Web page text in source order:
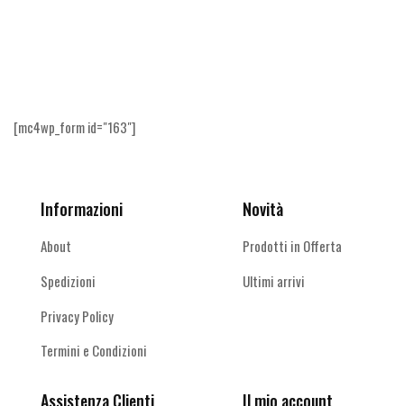
[mc4wp_form id="163"]
Informazioni
About
Spedizioni
Privacy Policy
Termini e Condizioni
Novità
Prodotti in Offerta
Ultimi arrivi
Assistenza Clienti Il mio account